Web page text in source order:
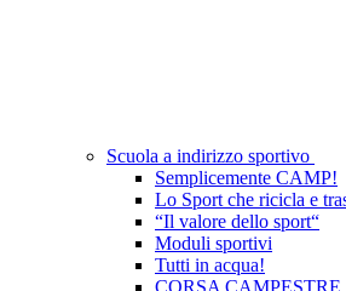
Scuola a indirizzo sportivo
Semplicemente CAMP!
Lo Sport che ricicla e
“Il valore dello sport“
Moduli sportivi
Tutti in acqua!